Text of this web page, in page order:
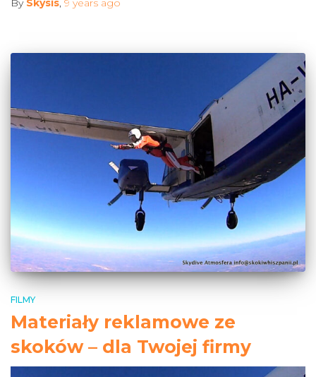
By Skysis, 9 years ago
FILMY
Materiały reklamowe ze
skoków – dla Twojej firmy